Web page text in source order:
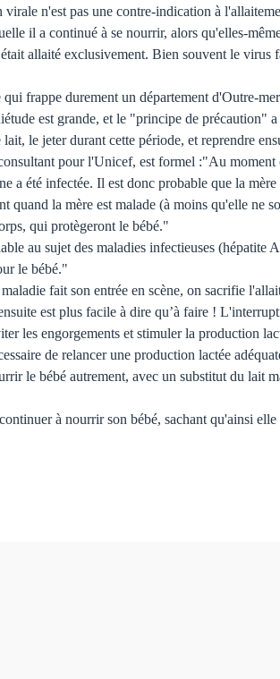
n'est pas une contre-indication à
il a continué à se nourrir, alors qu'elles-
allaité exclusivement. Bien souvent le
frappe durement un département d'Outre-
est grande, et le "principe de précaution"
le jeter durant cette période, et reprendre
pour l'Unicef, est formel :"Au
a été infectée. Il est donc probable que la
quand la mère est malade (à moins qu'elle
qui protègeront le bébé."
au sujet des maladies infectieuses
le bébé."
fait son entrée en scène, on sacrifie
est plus facile à dire qu’à faire !
les engorgements et stimuler la production
de relancer une production lactée
le bébé autrement, avec un substitut du lait
à nourrir son bébé, sachant qu'ainsi